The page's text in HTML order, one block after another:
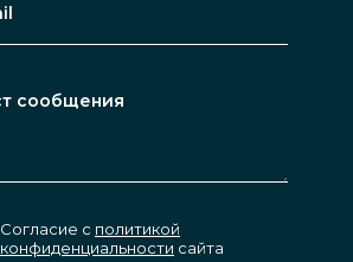
Согласие с политикой
конфиденциальности сайта